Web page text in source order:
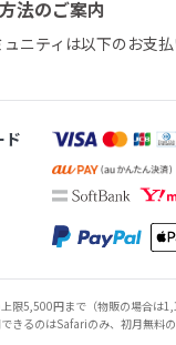
法のご案内
ュニティは以下のお支
ド
限5,500円まで（物販の場合は
きるのはSafariのみ、初月無料